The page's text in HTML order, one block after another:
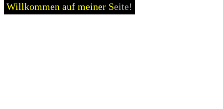
Willkommen auf meiner Seite!